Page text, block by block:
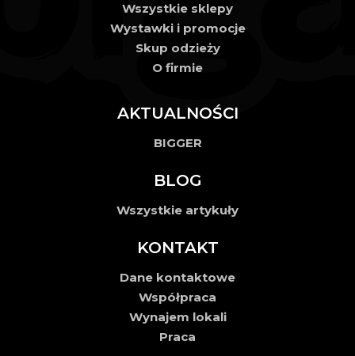
Wszystkie sklepy
Wystawki i promocje
Skup odzieży
O firmie
AKTUALNOŚCI
BIGGER
BLOG
Wszystkie artykuły
KONTAKT
Dane kontaktowe
Współpraca
Wynajem lokali
Praca